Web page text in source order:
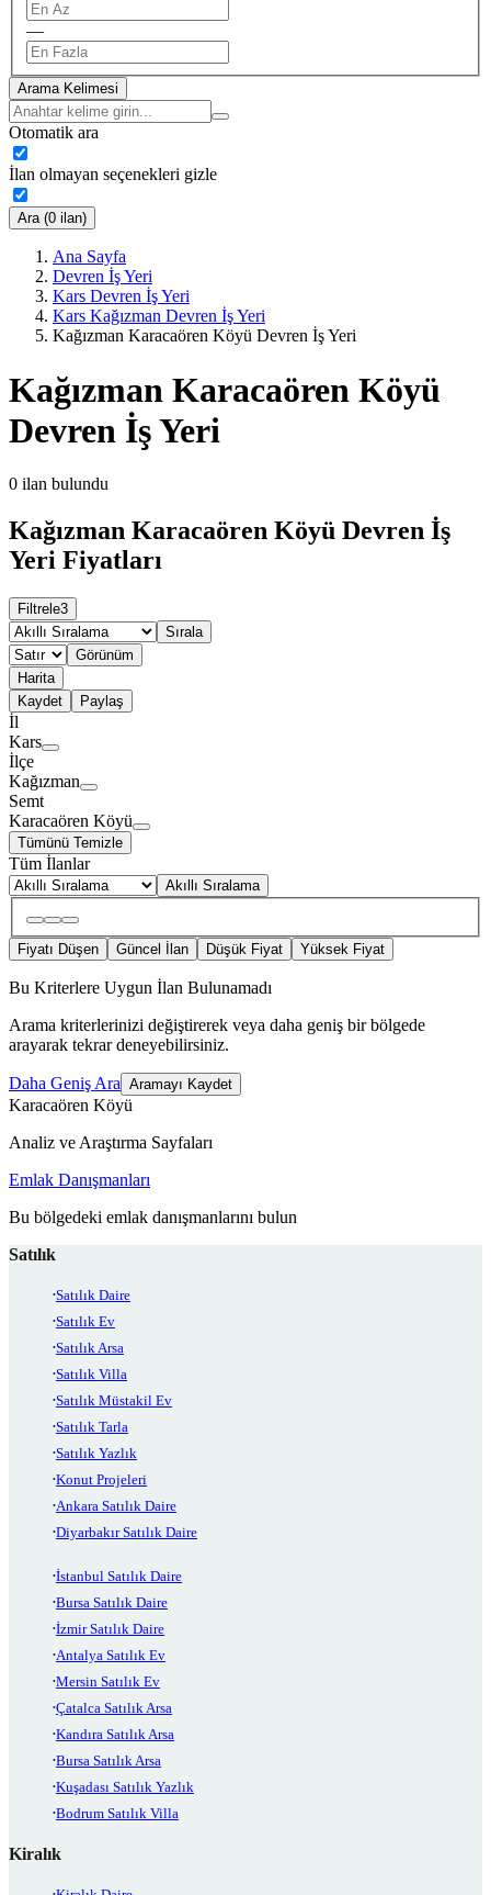
—
Arama Kelimesi
Otomatik ara
İlan olmayan seçenekleri gizle
Ara (0 ilan)
Ana Sayfa
Devren İş Yeri
Kars Devren İş Yeri
Kars Kağızman Devren İş Yeri
Kağızman Karacaören Köyü Devren İş Yeri
Kağızman Karacaören Köyü
Devren İş Yeri
0 ilan bulundu
Kağızman Karacaören Köyü Devren İş
Yeri Fiyatları
Filtrele3
Sırala
Görünüm
Harita
Kaydet
Paylaş
İl
Kars
İlçe
Kağızman
Semt
Karacaören Köyü
Tümünü Temizle
Tüm İlanlar
Akıllı Sıralama
Fiyatı Düşen Güncel İlan Düşük Fiyat Yüksek Fiyat
Bu Kriterlere Uygun İlan Bulunamadı
Arama kriterlerinizi değiştirerek veya daha geniş bir bölgede
arayarak tekrar deneyebilirsiniz.
Daha Geniş Ara Aramayı Kaydet
Karacaören Köyü
Analiz ve Araştırma Sayfaları
Emlak Danışmanları
Bu bölgedeki emlak danışmanlarını bulun
Satılık
Satılık Daire
Satılık Ev
Satılık Arsa
Satılık Villa
Satılık Müstakil Ev
Satılık Tarla
Satılık Yazlık
Konut Projeleri
Ankara Satılık Daire
Diyarbakır Satılık Daire
İstanbul Satılık Daire
Bursa Satılık Daire
İzmir Satılık Daire
Antalya Satılık Ev
Mersin Satılık Ev
Çatalca Satılık Arsa
Kandıra Satılık Arsa
Bursa Satılık Arsa
Kuşadası Satılık Yazlık
Bodrum Satılık Villa
Kiralık